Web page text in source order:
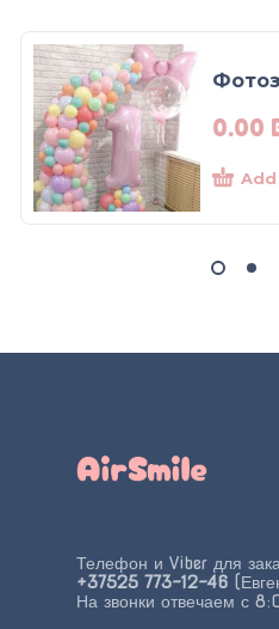
0.00
Телефон и Viber для
+37525 773-12-46
На звонки отвечаем с